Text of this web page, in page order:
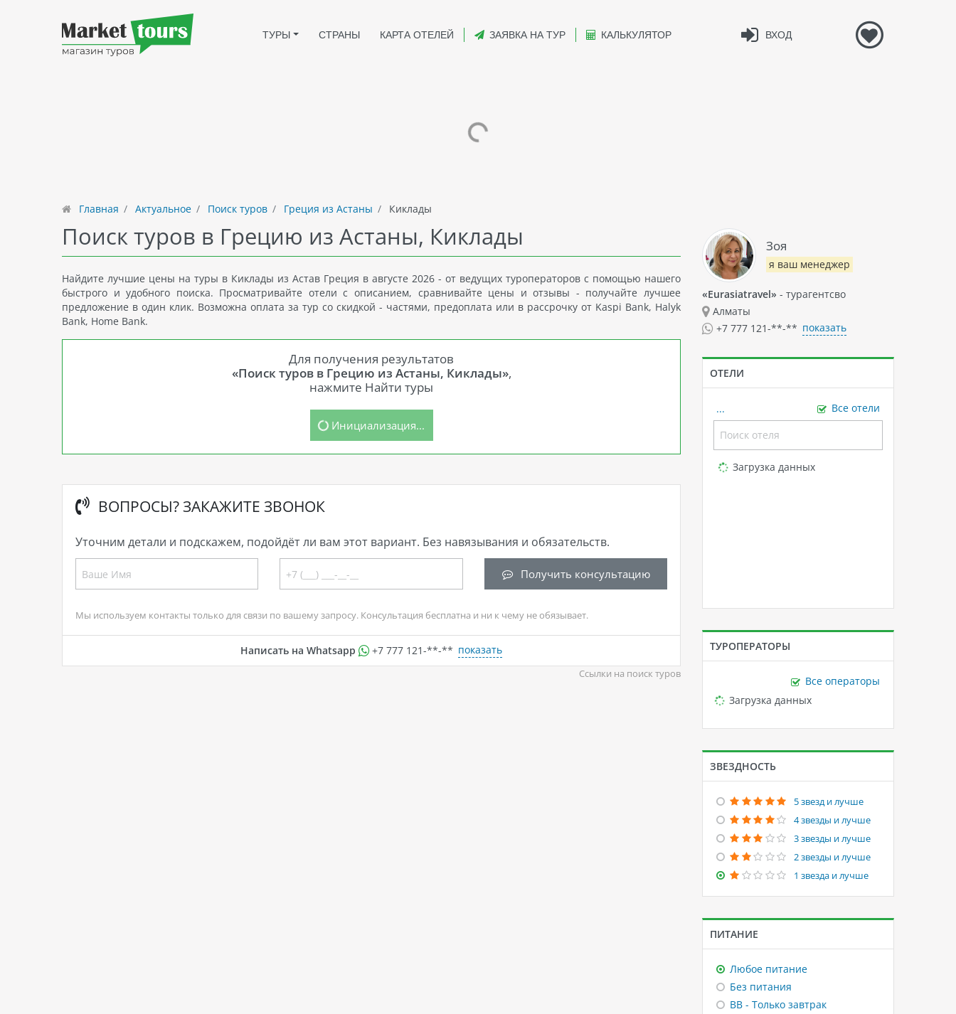
ВХОД
ТУРЫ СТРАНЫ КАРТА ОТЕЛЕЙ ЗАЯВКА НА ТУР КАЛЬКУЛЯТОР
Главная Актуальное Поиск туров Греция из Астаны Киклады
Поиск туров в Грецию из Астаны, Киклады
Найдите лучшие цены на туры в Киклады из Астав Греция в августе 2026 - от ведущих туроператоров с помощью нашего
быстрого и удобного поиска. Просматривайте отели с описанием, сравнивайте цены и отзывы - получайте лучшее
предложение в один клик. Возможна оплата за тур со скидкой - частями, предоплата или в рассрочку от Kaspi Bank, Halyk
Bank, Home Bank.
Для получения результатов
«Поиск туров в Грецию из Астаны, Киклады»,
нажмите Найти туры
Инициализация...
ВОПРОСЫ? ЗАКАЖИТЕ ЗВОНОК
Уточним детали и подскажем, подойдёт ли вам этот вариант. Без навязывания и обязательств.
Получить консультацию
Мы используем контакты только для связи по вашему запросу. Консультация бесплатна и ни к чему не обязывает.
Написать на Whatsapp +7 777 121-**-** показать
Ссылки на поиск туров
Зоя
я ваш менеджер
«Eurasiatravel» - турагентсво
Алматы
+7 777 121-**-** показать
ОТЕЛИ
... Все отели
Loading...
Загрузка данных
ТУРОПЕРАТОРЫ
Все операторы
Loading...
Загрузка данных
ЗВЕЗДНОСТЬ
5 звезд и лучше
4 звезды и лучше
3 звезды и лучше
2 звезды и лучше
1 звезда и лучше
ПИТАНИЕ
Любое питание
Без питания
BB - Только завтрак